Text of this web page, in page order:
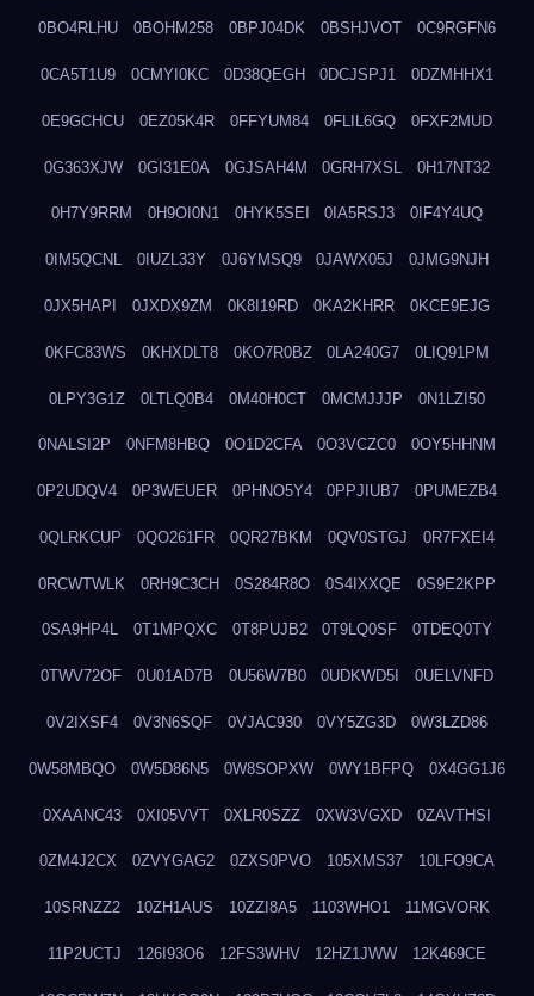
0BO4RLHU 0BOHM258 0BPJ04DK 0BSHJVOT 0C9RGFN6
0CA5T1U9 0CMYI0KC 0D38QEGH 0DCJSPJ1 0DZMHHX1
0E9GCHCU 0EZ05K4R 0FFYUM84 0FLIL6GQ 0FXF2MUD
0G363XJW 0GI31E0A 0GJSAH4M 0GRH7XSL 0H17NT32
0H7Y9RRM 0H9OI0N1 0HYK5SEI 0IA5RSJ3 0IF4Y4UQ
0IM5QCNL 0IUZL33Y 0J6YMSQ9 0JAWX05J 0JMG9NJH
0JX5HAPI 0JXDX9ZM 0K8I19RD 0KA2KHRR 0KCE9EJG
0KFC83WS 0KHXDLT8 0KO7R0BZ 0LA240G7 0LIQ91PM
0LPY3G1Z 0LTLQ0B4 0M40H0CT 0MCMJJJP 0N1LZI50
0NALSI2P 0NFM8HBQ 0O1D2CFA 0O3VCZC0 0OY5HHNM
0P2UDQV4 0P3WEUER 0PHNO5Y4 0PPJIUB7 0PUMEZB4
0QLRKCUP 0QO261FR 0QR27BKM 0QV0STGJ 0R7FXEI4
0RCWTWLK 0RH9C3CH 0S284R8O 0S4IXXQE 0S9E2KPP
0SA9HP4L 0T1MPQXC 0T8PUJB2 0T9LQ0SF 0TDEQ0TY
0TWV72OF 0U01AD7B 0U56W7B0 0UDKWD5I 0UELVNFD
0V2IXSF4 0V3N6SQF 0VJAC930 0VY5ZG3D 0W3LZD86
0W58MBQO 0W5D86N5 0W8SOPXW 0WY1BFPQ 0X4GG1J6
0XAANC43 0XI05VVT 0XLR0SZZ 0XW3VGXD 0ZAVTHSI
0ZM4J2CX 0ZVYGAG2 0ZXS0PVO 105XMS37 10LFO9CA
10SRNZZ2 10ZH1AUS 10ZZI8A5 1103WHO1 11MGVORK
11P2UCTJ 126I93O6 12FS3WHV 12HZ1JWW 12K469CE